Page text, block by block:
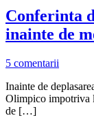
Conferinta
inainte de
5 comentarii
Inainte de
Olimpico impotriva
de […]